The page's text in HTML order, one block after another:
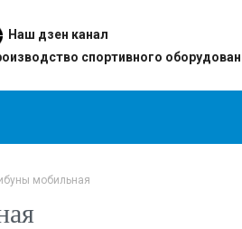
Наш дзен канал
спортивного
мобильная